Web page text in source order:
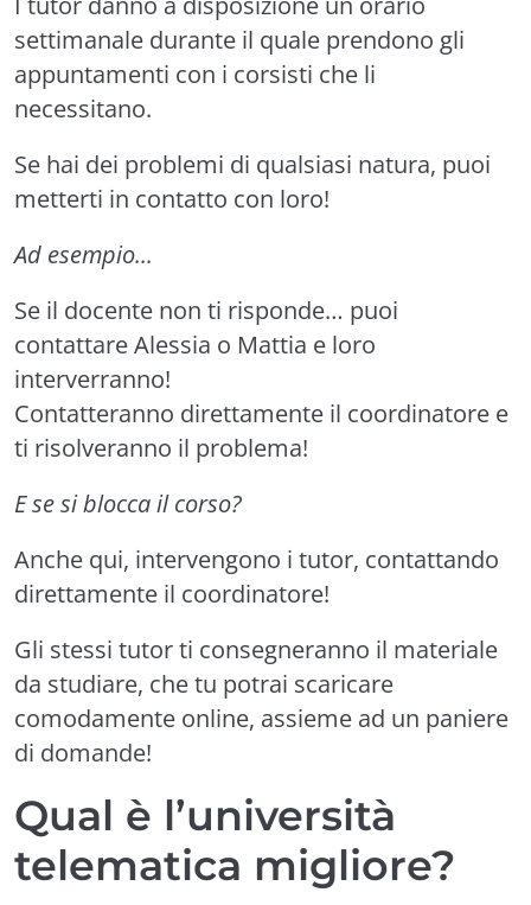
settimanale durante il quale prendono gli
appuntamenti con i corsisti che li
necessitano.
Se hai dei problemi di qualsiasi natura, puoi
metterti in contatto con loro!
Ad esempio...
Se il docente non ti risponde… puoi
contattare Alessia o Mattia e loro
interverranno!
Contatteranno direttamente il coordinatore e
ti risolveranno il problema!
E se si blocca il corso?
Anche qui, intervengono i tutor, contattando
direttamente il coordinatore!
Gli stessi tutor ti consegneranno il materiale
da studiare, che tu potrai scaricare
comodamente online, assieme ad un paniere
di domande!
Qual è l’università
telematica migliore?